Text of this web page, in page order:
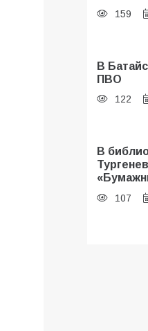
159
В
ПВО
122
В
107